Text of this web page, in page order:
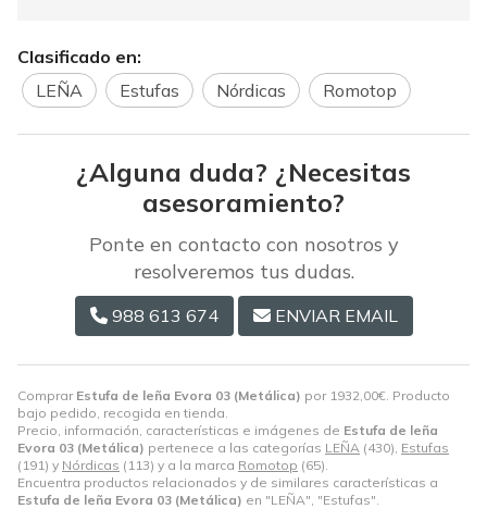
Comprar Estufa de leña Evora 03 (Metálica) por 1932,00€ . Producto
bajo pedido, recogida en tienda.
Precio, información, características e imágenes de Estufa de leña
Evora 03 (Metálica) pertenece a las categorías LEÑA (430), Estufas
(191) y Nórdicas (113) y a la marca Romotop (65).
Encuentra productos relacionados y de similares características a
Estufa de leña Evora 03 (Metálica) en "LEÑA", "Estufas".
Clasificado en:
LEÑA
Estufas Nórdicas Romotop
¿Alguna duda? ¿Necesitas
asesoramiento?
Ponte en contacto con nosotros y
resolveremos tus dudas.
988 613 674 ENVIAR EMAIL